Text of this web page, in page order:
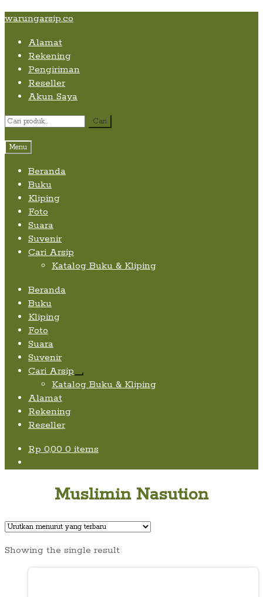
Skip
content
Skip
navigation
Skip
content
warungarsip.co
Alamat
Rekening
Pengiriman
Reseller
Akun Saya
Pencarian
Cari
Menu
Beranda
Buku
Kliping
Foto
Suara
Suvenir
Cari Arsip
Katalog Buku & Kliping
Beranda
Buku
Kliping
Foto
Suara
Suvenir
Cari Arsip
Expand
child
Katalog Buku & Kliping
Alamat
Rekening
Reseller
Rp 0,00 0 items
Muslimin Nasution
Showing the single result